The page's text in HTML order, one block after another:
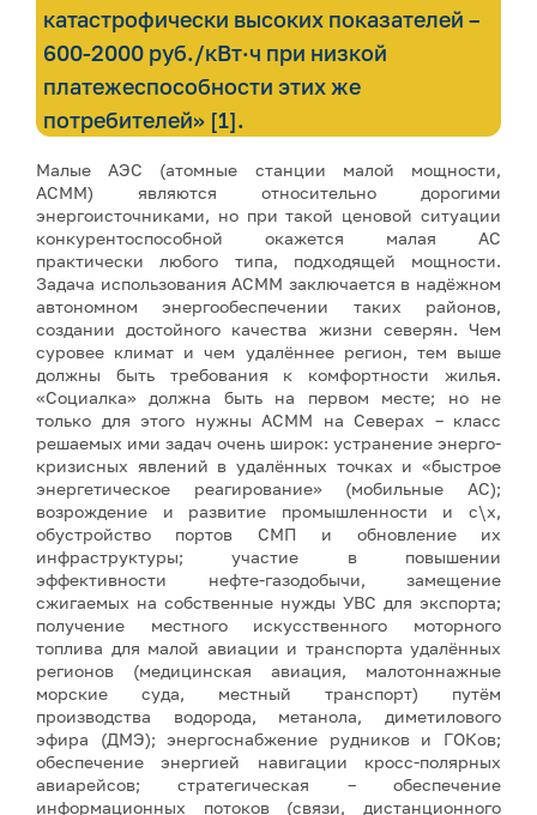
катастрофически высоких показателей –
600-2000 руб./кВт·ч при низкой
платежеспособности этих же
потребителей» [1].
Малые АЭС (атомные станции малой мощности,
АСММ) являются относительно дорогими
энергоисточниками, но при такой ценовой ситуации
конкурентоспособной окажется малая АС
практически любого типа, подходящей мощности.
Задача использования АСММ заключается в надёжном
автономном энергообеспечении таких районов,
создании достойного качества жизни северян. Чем
суровее климат и чем удалённее регион, тем выше
должны быть требования к комфортности жилья.
«Социалка» должна быть на первом месте; но не
только для этого нужны АСММ на Северах – класс
решаемых ими задач очень широк: устранение энерго-
кризисных явлений в удалённых точках и «быстрое
энергетическое реагирование» (мобильные АС);
возрождение и развитие промышленности и с\х,
обустройство портов СМП и обновление их
инфраструктуры; участие в повышении
эффективности нефте-газодобычи, замещение
сжигаемых на собственные нужды УВС для экспорта;
получение местного искусственного моторного
топлива для малой авиации и транспорта удалённых
регионов (медицинская авиация, малотоннажные
морские суда, местный транспорт) путём
производства водорода, метанола, диметилового
эфира (ДМЭ); энергоснабжение рудников и ГОКов;
обеспечение энергией навигации кросс-полярных
авиарейсов; стратегическая – обеспечение
информационных потоков (связи, дистанционного